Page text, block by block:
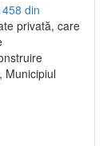
din
privată, care
Municipiul